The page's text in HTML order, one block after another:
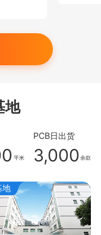
地
平米
PCB日出货
3,000 余款
地